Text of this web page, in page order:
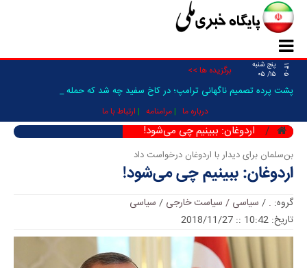
۱۴۰۵
پنج شنبه
۱۵/ ۰۵
برگزیده ها >>
پشت پرده تصمیم ناگهانی ترامپ؛ در کاخ سفید چه شد که حمله به ای_
درباره ما مرامنامه ارتباط با ما
اردوغان: ببینیم چی می‌شود!
بن‌سلمان برای دیدار با اردوغان درخواست داد
اردوغان: ببینیم چی می‌شود!
گروه: .
/ سیاسی / سیاست خارجی / سیاسی
تاریخ: 10:42 :: 2018/11/27